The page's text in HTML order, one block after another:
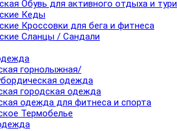
Обувь для активного отдыха и
Кеды
Кроссовки для бега и фитнеса
Сланцы / Сандали
горнолыжная/
одежда
городская одежда
одежда для фитнеса и спорта
Термобелье